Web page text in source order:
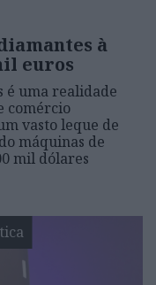
à
euros
é uma realidade
comércio
vasto leque de
máquinas de
mil dólares